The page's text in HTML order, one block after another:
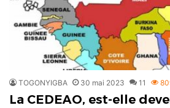
TOGONYIGBA 30 mai 2023 11
La CEDEAO, est-elle